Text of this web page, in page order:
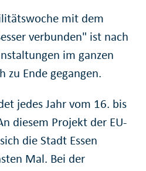
mit dem
verbunden" ist nach
im ganzen
zu Ende gegangen.
jedes Jahr vom 16. bis
diesem Projekt der EU-
die Stadt Essen
Mal. Bei der